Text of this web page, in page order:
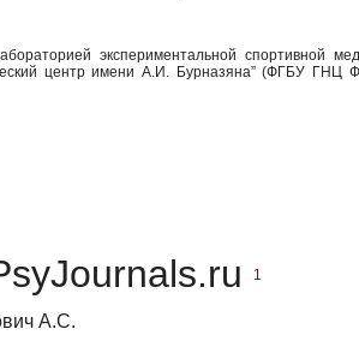
экспериментальной спортивной
центр имени А.И. Бурназяна” (ФГБУ ГНЦ
1
А.С.